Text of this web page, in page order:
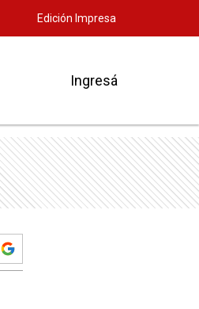
Edición Impresa
Ingresá